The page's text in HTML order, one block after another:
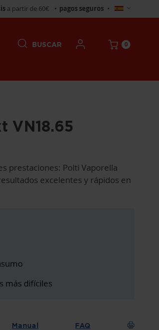
a partir de 60€ • pagos seguros •
Seleccionar
tienda
BUSCAR 0
VN18.65
prestaciones: Polti Vaporella
excelentes y rápidos en
más difíciles
Manual FAQ